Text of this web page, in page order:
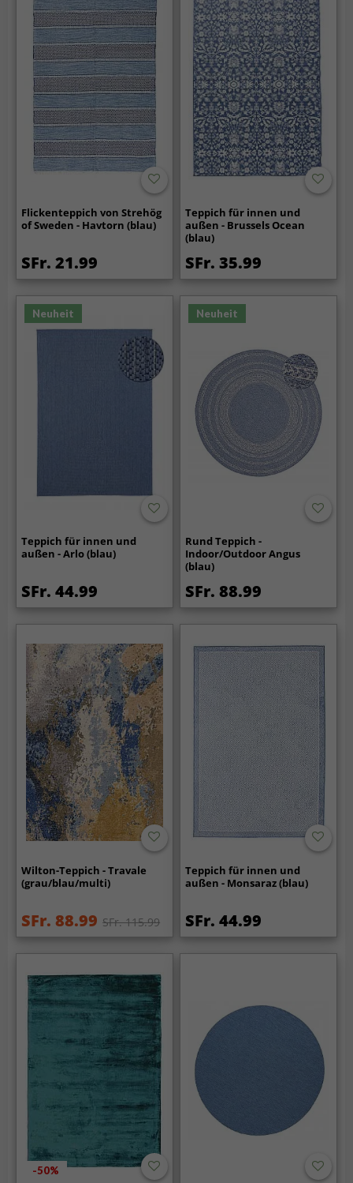
Flickenteppich von Strehög
of Sweden - Havtorn (blau)
SFr. 21.99
Teppich für innen und
außen - Brussels Ocean
(blau)
SFr. 35.99
Neuheit
Teppich für innen und
außen - Arlo (blau)
SFr. 44.99
Neuheit
Rund Teppich -
Indoor/Outdoor Angus
(blau)
SFr. 88.99
Wilton-Teppich - Travale
(grau/blau/multi)
SFr. 88.99 SFr. 115.99
Teppich für innen und
außen - Monsaraz (blau)
SFr. 44.99
-50%